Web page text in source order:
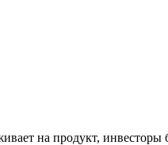
на продукт, инвесторы